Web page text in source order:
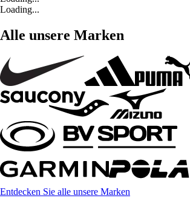
Loading...
Alle unsere Marken
Entdecken Sie alle unsere Marken